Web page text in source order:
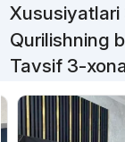
Xususiyatlari
Qurilishning
Tavsif 3-